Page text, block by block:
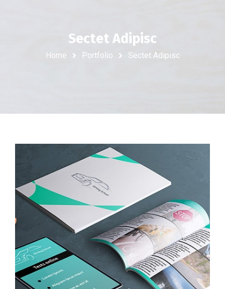
Sectet Adipisc
Home Portfolio Sectet Adipisc